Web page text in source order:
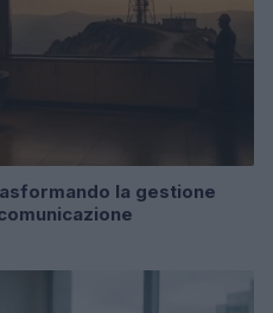
la gestione